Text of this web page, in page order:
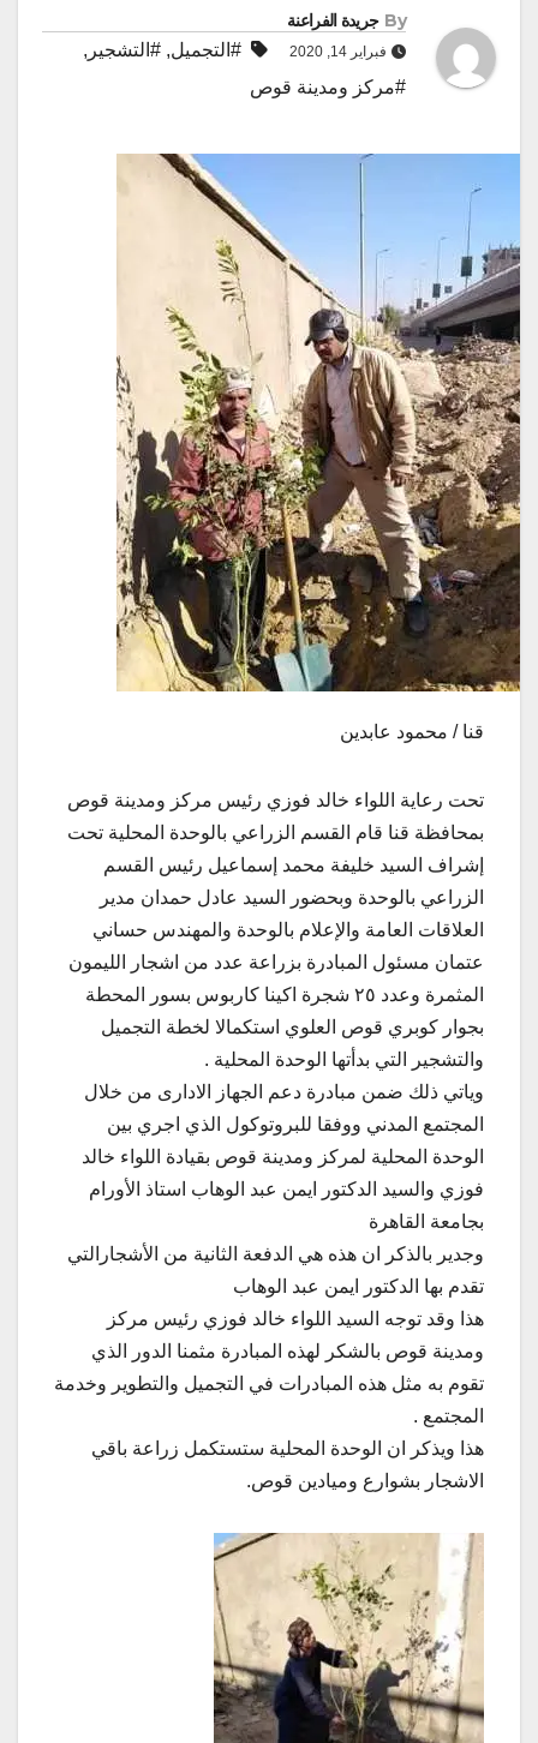
By جريدة الفراعنة
فبراير 14, 2020 #التجميل, #التشجير ,
#مركز ومدينة قوص
قنا / محمود عابدين
تحت رعاية اللواء خالد فوزي رئيس مركز ومدينة قوص
بمحافظة قنا قام القسم الزراعي بالوحدة المحلية تحت
إشراف السيد خليفة محمد إسماعيل رئيس القسم
الزراعي بالوحدة وبحضور السيد عادل حمدان مدير
العلاقات العامة والإعلام بالوحدة والمهندس حساني
عتمان مسئول المبادرة بزراعة عدد من اشجار الليمون
المثمرة وعدد ٢٥ شجرة اكينا كاربوس بسور المحطة
بجوار كوبري قوص العلوي استكمالا لخطة التجميل
والتشجير التي بدأتها الوحدة المحلية .
وياتي ذلك ضمن مبادرة دعم الجهاز الادارى من خلال
المجتمع المدني ووفقا للبروتوكول الذي اجري بين
الوحدة المحلية لمركز ومدينة قوص بقيادة اللواء خالد
فوزي والسيد الدكتور ايمن عبد الوهاب استاذ الأورام
بجامعة القاهرة
وجدير بالذكر ان هذه هي الدفعة الثانية من الأشجارالتي
تقدم بها الدكتور ايمن عبد الوهاب
هذا وقد توجه السيد اللواء خالد فوزي رئيس مركز
ومدينة قوص بالشكر لهذه المبادرة مثمنا الدور الذي
تقوم به مثل هذه المبادرات في التجميل والتطوير وخدمة
المجتمع .
هذا ويذكر ان الوحدة المحلية ستستكمل زراعة باقي
الاشجار بشوارع وميادين قوص.